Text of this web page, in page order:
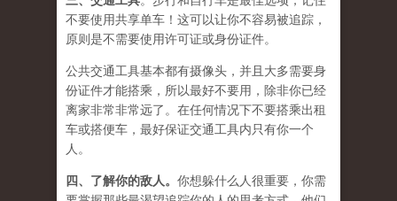
不要使用共享单车！这可以让你不容易被追踪，
原则是不需要使用许可证或身份证件。
公共交通工具基本都有摄像头，并且大多需要身
份证件才能搭乘，所以最好不要用，除非你已经
离家非常非常远了。在任何情况下不要搭乘出租
车或搭便车，最好保证交通工具内只有你一个
人。
四、 了解你的敌人。 你想躲什么人很重要，你需